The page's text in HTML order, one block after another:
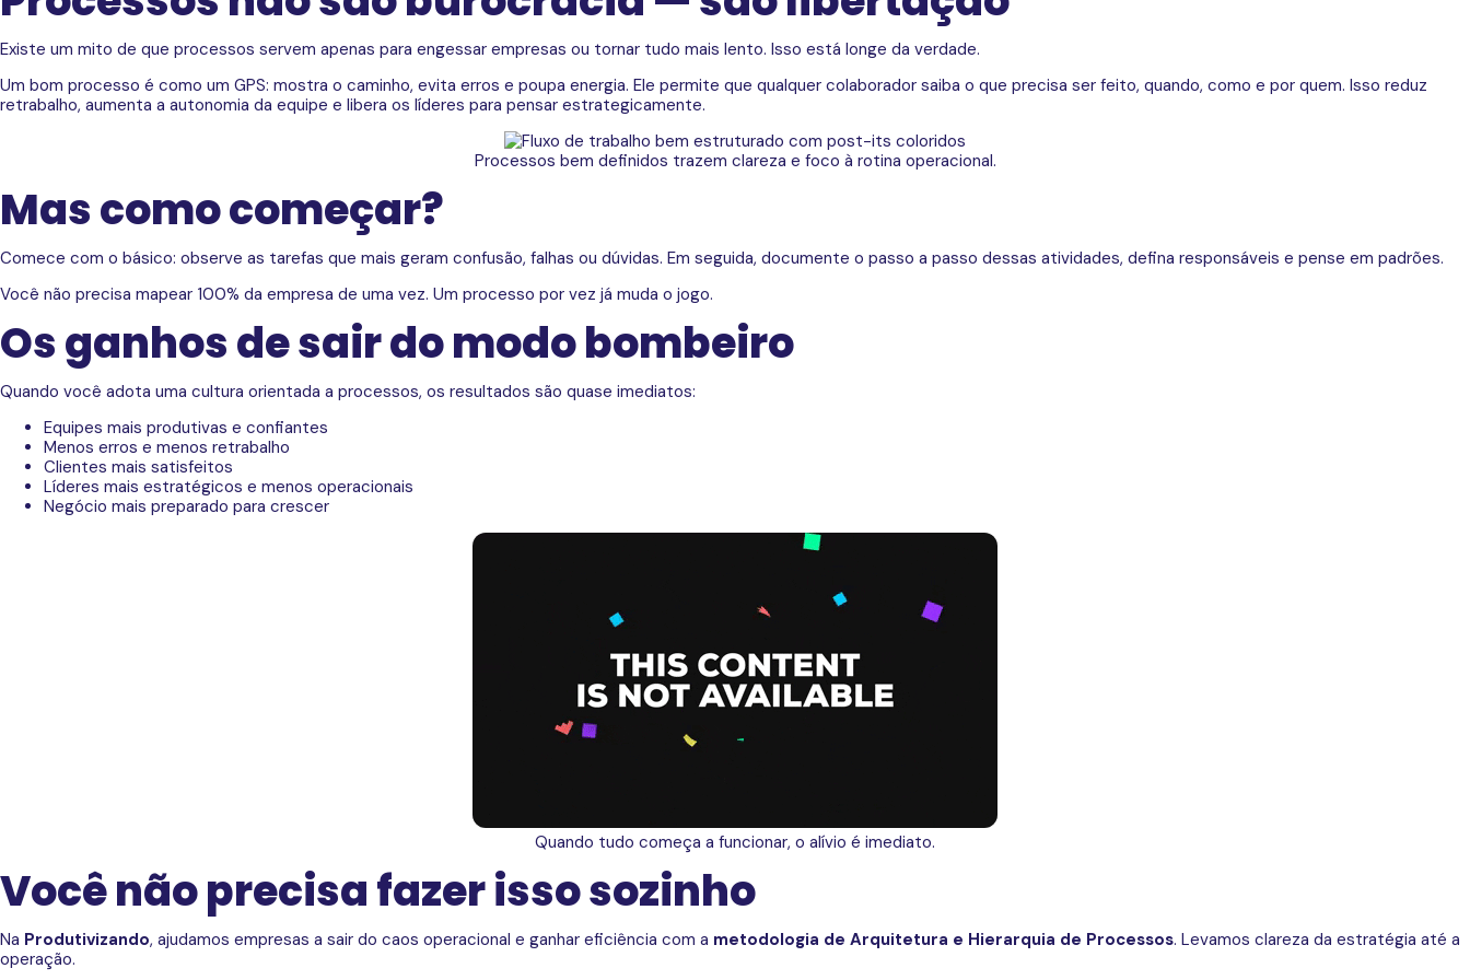
Existe um mito de que processos servem apenas para engessar empresas ou tornar tudo mais lento. Isso está longe da verdade.
Um bom processo é como um GPS: mostra o caminho, evita erros e poupa energia. Ele permite que qualquer colaborador saiba o que precisa ser feito, quando, como e por quem. Isso reduz
retrabalho, aumenta a autonomia da equipe e libera os líderes para pensar estrategicamente.
Processos bem definidos trazem clareza e foco à rotina operacional.
Mas como começar?
Comece com o básico: observe as tarefas que mais geram confusão, falhas ou dúvidas. Em seguida, documente o passo a passo dessas atividades, defina responsáveis e pense em padrões.
Você não precisa mapear 100% da empresa de uma vez. Um processo por vez já muda o jogo.
Os ganhos de sair do modo bombeiro
Quando você adota uma cultura orientada a processos, os resultados são quase imediatos:
Equipes mais produtivas e confiantes
Menos erros e menos retrabalho
Clientes mais satisfeitos
Líderes mais estratégicos e menos operacionais
Negócio mais preparado para crescer
Quando tudo começa a funcionar, o alívio é imediato.
Você não precisa fazer isso sozinho
Na Produtivizando, ajudamos empresas a sair do caos operacional e ganhar eficiência com a metodologia de Arquitetura e Hierarquia de Processos. Levamos clareza da estratégia até a
operação.